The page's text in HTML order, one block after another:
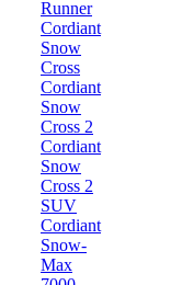
Runner
Cordiant
Snow
Cross
Cordiant
Snow
Cross 2
Cordiant
Snow
Cross 2
SUV
Cordiant
Snow-
Max